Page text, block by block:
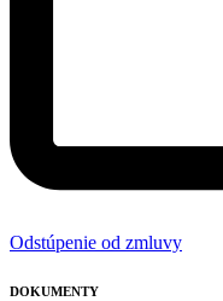
Odstúpenie od zmluvy
DOKUMENTY